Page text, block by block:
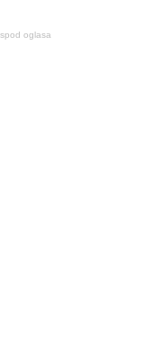
oglasa